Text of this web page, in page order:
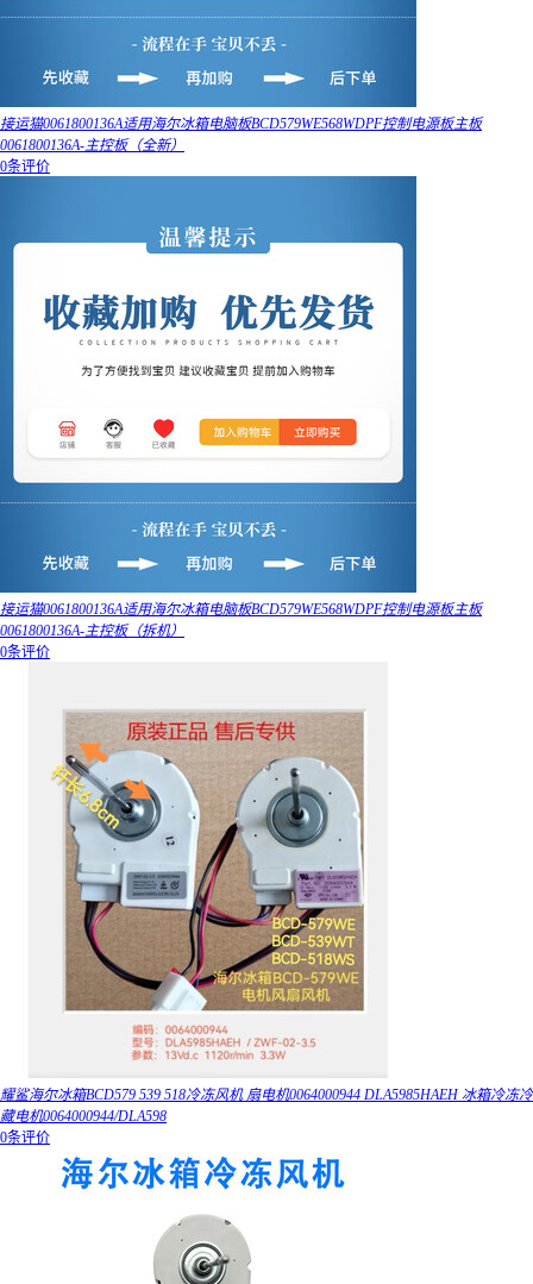
接运猫0061800136A适用海尔冰箱电脑板BCD579WE568WDPF控制电源板主板
0061800136A-主控板（全新）
0条评价
接运猫0061800136A适用海尔冰箱电脑板BCD579WE568WDPF控制电源板主板
0061800136A-主控板（拆机）
0条评价
耀鲨海尔冰箱BCD579 539 518冷冻风机 扇电机0064000944 DLA5985HAEH 冰箱冷冻冷
藏电机0064000944/DLA598
0条评价